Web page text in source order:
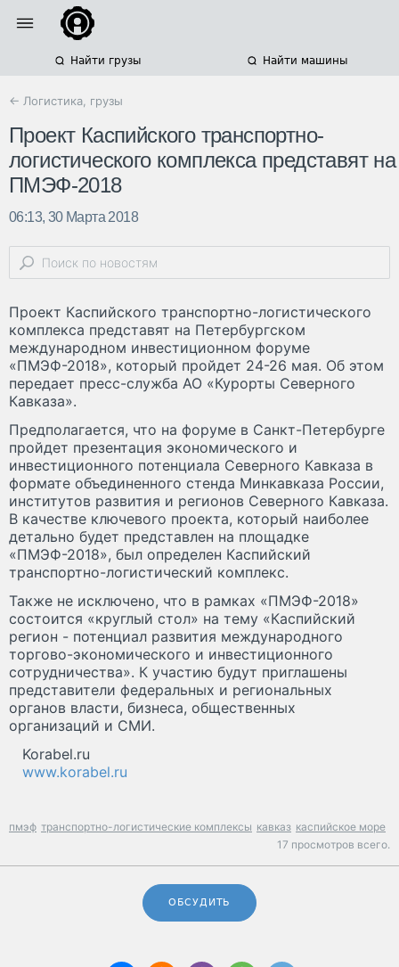
Найти грузы Найти машины
← Логистика, грузы
Проект Каспийского транспортно-
логистического комплекса представят на
ПМЭФ-2018
06:13, 30 Марта 2018
Проект Каспийского транспортно-логистического
комплекса представят на Петербургском
международном инвестиционном форуме
«ПМЭФ-2018», который пройдет 24-26 мая. Об этом
передает пресс-служба АО «Курорты Северного
Кавказа».
Предполагается, что на форуме в Санкт-Петербурге
пройдет презентация экономического и
инвестиционного потенциала Северного Кавказа в
формате объединенного стенда Минкавказа России,
институтов развития и регионов Северного Кавказа.
В качестве ключевого проекта, который наиболее
детально будет представлен на площадке
«ПМЭФ-2018», был определен Каспийский
транспортно-логистический комплекс.
Также не исключено, что в рамках «ПМЭФ-2018»
состоится «круглый стол» на тему «Каспийский
регион - потенциал развития международного
торгово-экономического и инвестиционного
сотрудничества». К участию будут приглашены
представители федеральных и региональных
органов власти, бизнеса, общественных
организаций и СМИ.
Korabel.ru
www.korabel.ru
пмэф транспортно-логистические комплексы кавказ каспийское море
17 просмотров всего.
ОБСУДИТЬ